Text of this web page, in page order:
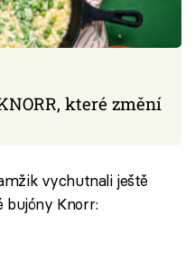
které změní
vychutnali ještě
bujóny Knorr: